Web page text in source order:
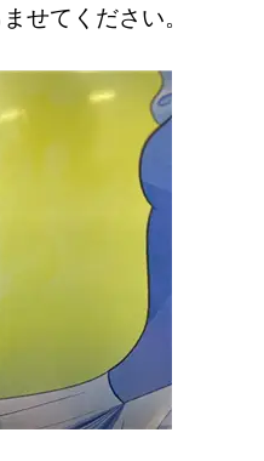
せてください。